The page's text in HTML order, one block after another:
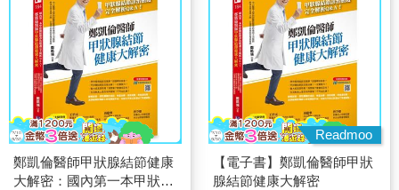
鄭凱倫醫師甲狀腺結節健康
大解密：國內第一本甲狀腺
Readmoo
【電子書】鄭凱倫醫師甲狀
腺結節健康大解密